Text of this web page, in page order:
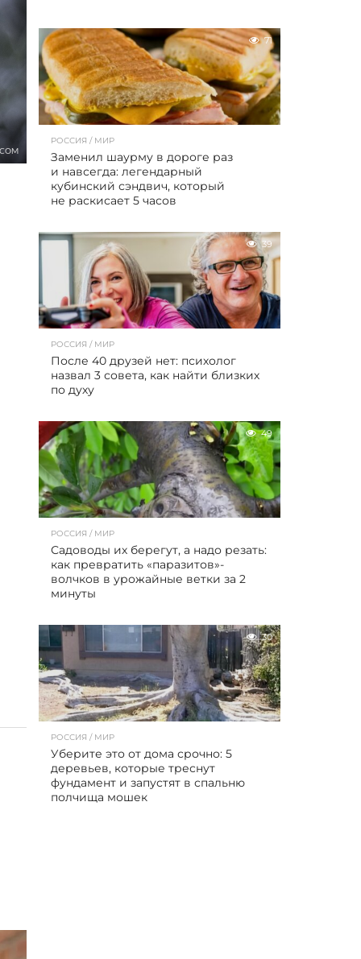
71
РОССИЯ / МИР
Заменил шаурму в дороге раз
и навсегда: легендарный
кубинский сэндвич, который
не раскисает 5 часов
39
РОССИЯ / МИР
После 40 друзей нет: психолог
назвал 3 совета, как найти близких
по духу
49
РОССИЯ / МИР
Садоводы их берегут, а надо резать:
как превратить «паразитов»-
волчков в урожайные ветки за 2
минуты
30
РОССИЯ / МИР
Уберите это от дома срочно: 5
деревьев, которые треснут
фундамент и запустят в спальню
полчища мошек